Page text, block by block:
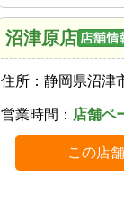
沼津原店
住所： 静岡県沼津
営業時間： 店舗ペ
この店